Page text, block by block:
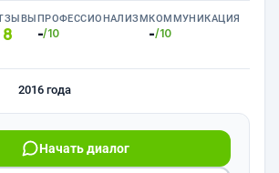
8
ПРОФЕССИОНАЛИЗМ
-/10
КОММУНИКАЦИЯ
-/10
2016 года
Начать диалог